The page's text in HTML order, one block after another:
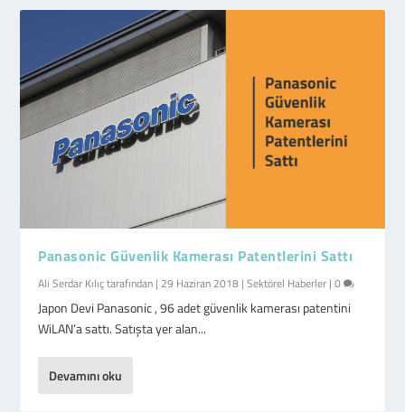
Panasonic Güvenlik Kamerası Patentlerini Sattı
Ali Serdar Kılıçtarafından | 29 Haziran 2018 |Sektörel Haberler |0
Japon Devi Panasonic , 96 adet güvenlik kamerası patentini
WiLAN’a sattı. Satışta yer alan...
Devamını oku